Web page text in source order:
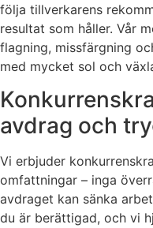
följa tillverkarens
resultat som håller. Vår
flagning, missfärgning
med mycket sol och
avdrag och
Vi erbjuder
omfattningar – inga
avdraget kan sänka
du är berättigad, och vi